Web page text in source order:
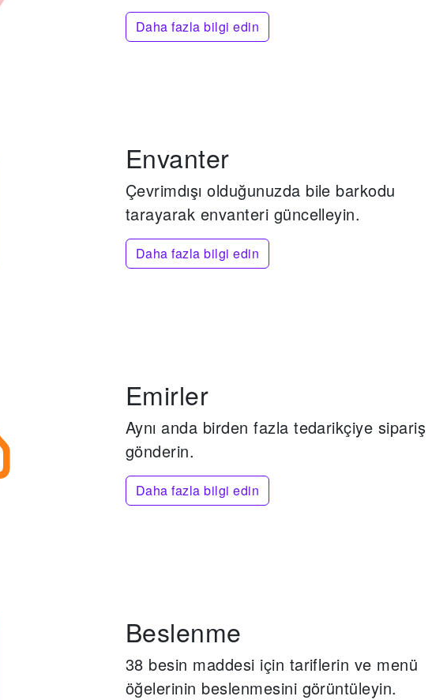
Daha fazla bilgi edin
Envanter
Çevrimdışı olduğunuzda bile barkodu
tarayarak envanteri güncelleyin.
Daha fazla bilgi edin
Emirler
Aynı anda birden fazla tedarikçiye sipariş
gönderin.
Daha fazla bilgi edin
Beslenme
38 besin maddesi için tariflerin ve menü
öğelerinin beslenmesini görüntüleyin.